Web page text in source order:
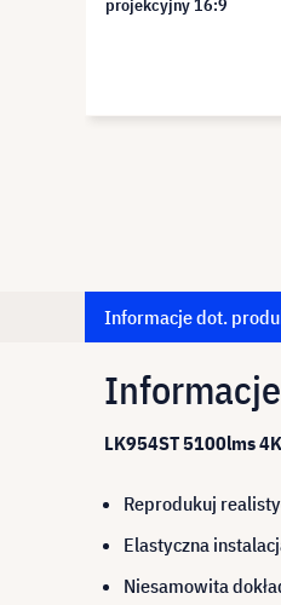
projekcyjny 16:9
Informacje dot.
LK954ST 5100lms
Reprodukuj
Elastyczna
Niesamowita